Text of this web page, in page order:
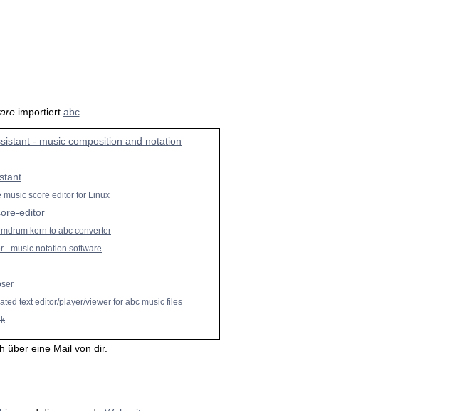
importiert abc
- music composition and notation
music score editor for Linux
editor
kern to abc converter
- music notation software
text editor/player/viewer for abc music files
über eine Mail von dir.